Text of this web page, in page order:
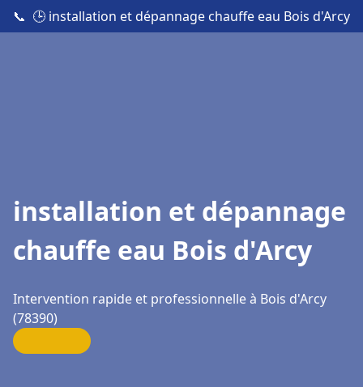
📞 🕒 installation et dépannage chauffe eau Bois d'Arcy
installation et dépannage
chauffe eau Bois d'Arcy
Intervention rapide et professionnelle à Bois d'Arcy
(78390)